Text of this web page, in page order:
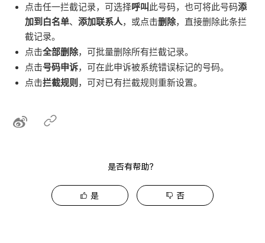
点击任一拦截记录，可选择呼叫此号码，也可将此号码添
加到白名单、添加联系人，或点击删除，直接删除此条拦
截记录。
点击全部删除，可批量删除所有拦截记录。
点击号码申诉，可在此申诉被系统错误标记的号码。
点击拦截规则 ，可对已有拦截规则重新设置。
是否有帮助？
是 否